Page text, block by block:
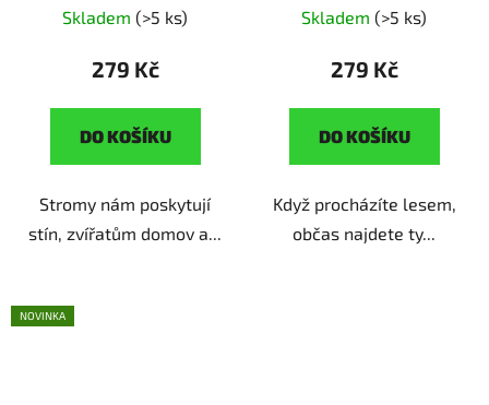
milovnice přírody
Skladem (>5 ks)
279 Kč
DO KOŠÍKU
Stromy nám poskytují
stín, zvířatům domov a...
Skladem (>5 ks)
279 Kč
DO KOŠÍKU
Když procházíte lesem,
občas najdete ty...
NOVINKA